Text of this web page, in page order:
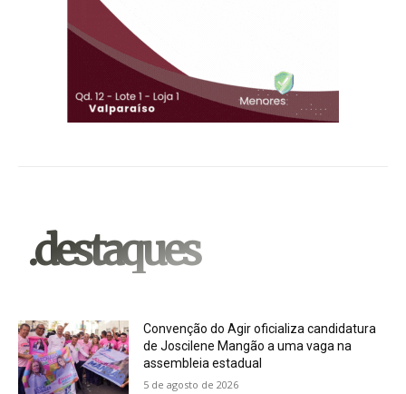
.destaques
Convenção do Agir oficializa candidatura
de Joscilene Mangão a uma vaga na
assembleia estadual
5 de agosto de 2026